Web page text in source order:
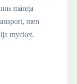
många
men
mycket.